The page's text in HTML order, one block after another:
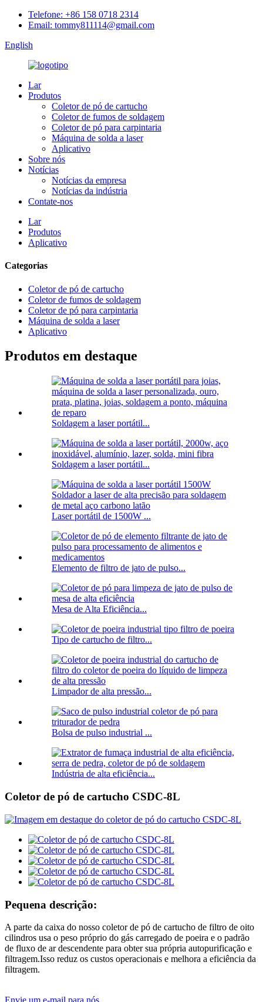
Telefone: +86 158 0718 2314
Email: tommy811114@gmail.com
English
Lar
Produtos
Coletor de pó de cartucho
Coletor de fumos de soldagem
Coletor de pó para carpintaria
Máquina de solda a laser
Aplicativo
Sobre nós
Notícias
Notícias da empresa
Notícias da indústria
Contate-nos
Lar
Produtos
Aplicativo
Categorias
Coletor de pó de cartucho
Coletor de fumos de soldagem
Coletor de pó para carpintaria
Máquina de solda a laser
Aplicativo
Produtos em destaque
Soldagem a laser portátil...
Soldagem a laser portátil...
Laser portátil de 1500W ...
Elemento de filtro de jato de pulso...
Mesa de Alta Eficiência...
Tipo de cartucho de filtro...
Limpador de alta pressão...
Bolsa de pulso industrial ...
Indústria de alta eficiência...
Coletor de pó de cartucho CSDC-8L
Pequena descrição:
A parte da caixa do nosso coletor de pó de cartucho de filtro de oito
cilindros usa o peso próprio do gás carregado de poeira e o padrão
de fluxo de ar descendente para obter sua própria autopurificação e
filtragem.Isso reduz os custos operacionais e melhora a eficiência da
filtragem.